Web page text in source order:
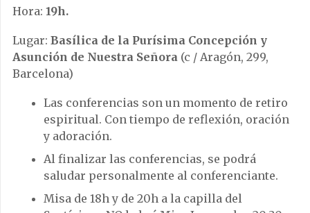
Hora: 19h.
Lugar: Basílica de la Purísima Concepción y
Asunción de Nuestra Señora (c / Aragón, 299,
Barcelona)
Las conferencias son un momento de retiro
espiritual. Con tiempo de reflexión, oración
y adoración.
Al finalizar las conferencias, se podrá
saludar personalmente al conferenciante.
Misa de 18h y de 20h a la capilla del